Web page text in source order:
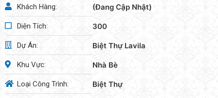
Khách Hàng:
Diện Tích:
Dự Án:
Khu Vực:
Loại Công Trình:
(Đang Cập Nhật)
300
Biệt Thự Lavila
Nhà Bè
Biệt Thự